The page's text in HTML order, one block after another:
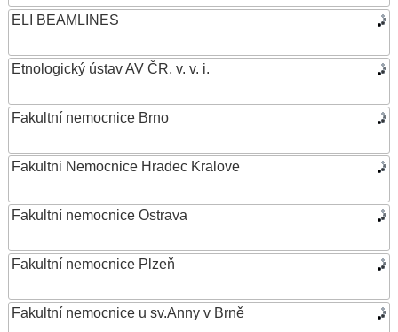
ELI BEAMLINES
Etnologický ústav AV ČR, v. v. i.
Fakultní nemocnice Brno
Fakultni Nemocnice Hradec Kralove
Fakultní nemocnice Ostrava
Fakultní nemocnice Plzeň
Fakultní nemocnice u sv.Anny v Brně